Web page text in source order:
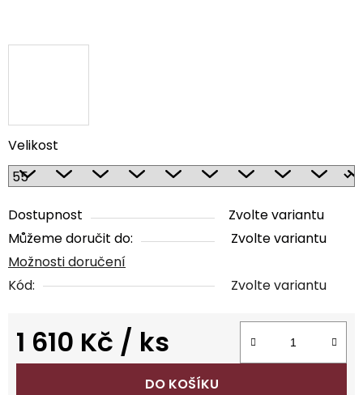
Velikost
Dostupnost
Zvolte variantu
Můžeme doručit do:
Zvolte variantu
Možnosti doručení
Kód:
Zvolte variantu
1 610 Kč / ks
Měrná cena:
DO KOŠÍKU